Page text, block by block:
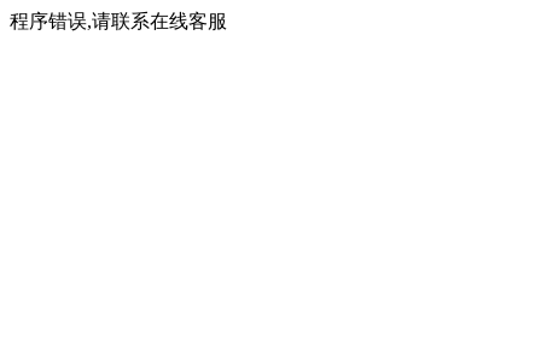
程序错误,请联系在线客服